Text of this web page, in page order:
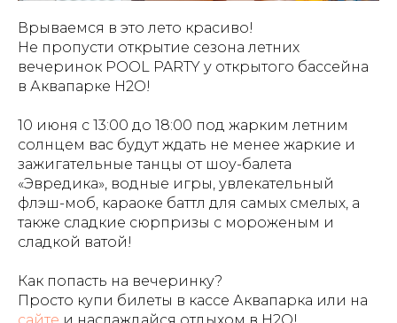
Врываемся в это лето красиво!
Не пропусти открытие сезона летних
вечеринок POOL PARTY у открытого бассейна
в Аквапарке Н2О!
10 июня с 13:00 до 18:00 под жарким летним
солнцем вас будут ждать не менее жаркие и
зажигательные танцы от шоу-балета
«Эвредика», водные игры, увлекательный
флэш-моб, караоке баттл для самых смелых, а
также сладкие сюрпризы с мороженым и
сладкой ватой!
Как попасть на вечеринку?
Просто купи билеты в кассе Аквапарка или на